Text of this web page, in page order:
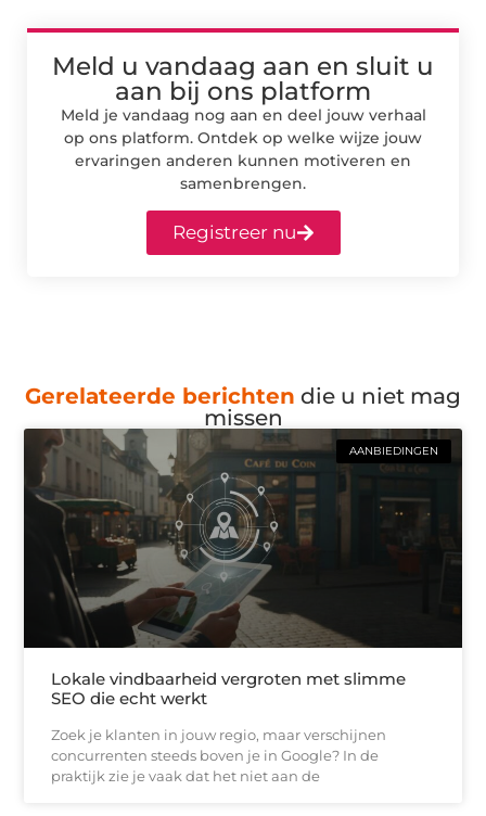
Meld u vandaag aan en sluit u
aan bij ons platform
Meld je vandaag nog aan en deel jouw verhaal
op ons platform. Ontdek op welke wijze jouw
ervaringen anderen kunnen motiveren en
samenbrengen.
Registreer nu
Gerelateerde berichten die u niet mag
missen
AANBIEDINGEN
Lokale vindbaarheid vergroten met slimme
SEO die echt werkt
Zoek je klanten in jouw regio, maar verschijnen
concurrenten steeds boven je in Google? In de
praktijk zie je vaak dat het niet aan de